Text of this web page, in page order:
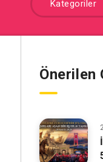
Kategoriler
Önerilen